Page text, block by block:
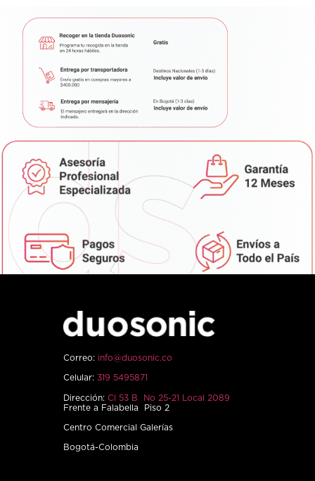
Correo: info@duosonic.co
Celular: 319 5495871
Dirección: Cl 53 B No 25-21 Local 2089
Frente a Falabella Piso 2
Centro Comercial Galerías
Bogotá-Colombia